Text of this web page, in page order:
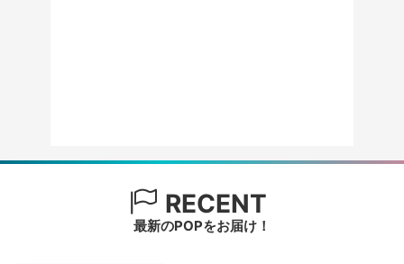
RECENT
最新のPOPをお届け！